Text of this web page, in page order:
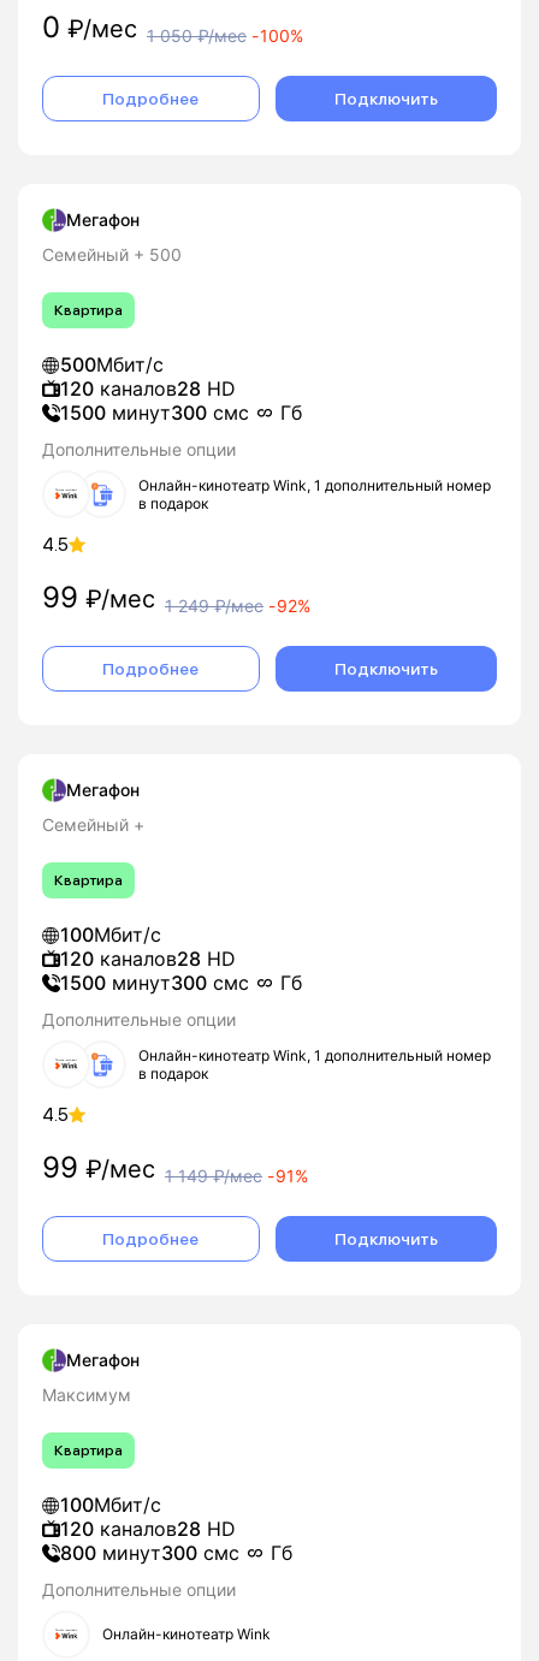
0 ₽/мес 1 050₽/мес -100%
Подробнее Подключить
Мегафон
Семейный + 500
Квартира
500Мбит/с
120 каналов28 HD
1500 минут300 смс Гб
Дополнительные опции
Онлайн-кинотеатр Wink, 1 дополнительный номер
в подарок
4.5
99 ₽/мес 1 249₽/мес -92%
Подробнее Подключить
Мегафон
Семейный +
Квартира
100Мбит/с
120 каналов28 HD
1500 минут300 смс Гб
Дополнительные опции
Онлайн-кинотеатр Wink, 1 дополнительный номер
в подарок
4.5
99 ₽/мес 1 149₽/мес -91%
Подробнее Подключить
Мегафон
Максимум
Квартира
100Мбит/с
120 каналов28 HD
800 минут300 смс Гб
Дополнительные опции
Онлайн-кинотеатр Wink